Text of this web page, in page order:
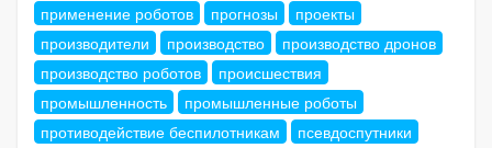
применение роботов
прогнозы
проекты
производители
производство
производство дронов
производство роботов
происшествия
промышленность
промышленные роботы
противодействие беспилотникам
псевдоспутники